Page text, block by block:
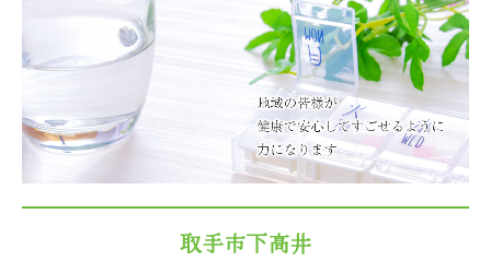
店舗案内
施設基準等
取手市下高井